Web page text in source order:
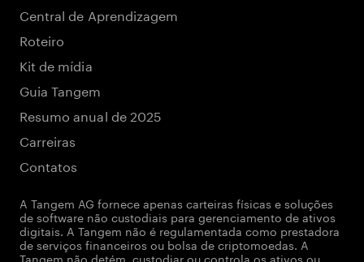
Central de Aprendizagem
Roteiro
Kit de mídia
Guia Tangem
Resumo anual de 2025
Carreiras
Contatos
A Tangem AG fornece apenas carteiras físicas e soluções
de software não custodiais para gerenciamento de ativos
digitais. A Tangem não é regulamentada como prestadora
de serviços financeiros ou bolsa de criptomoedas. A
Tangem não detém, custodiar ou controla os ativos ou